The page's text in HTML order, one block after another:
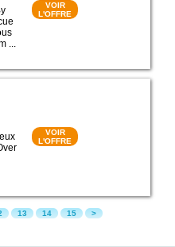
...
VOIR
L'OFFRE
VOIR
L'OFFRE
13 14 15 >